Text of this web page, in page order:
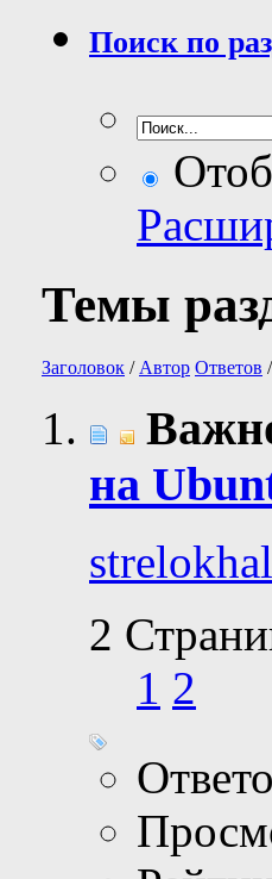
Поиск по
Темы
Заголовок / Автор Ответов /
на
2
1 2